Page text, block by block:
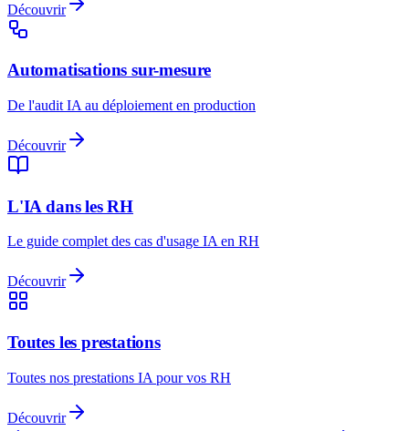
Découvrir
Automatisations sur-mesure
De l'audit IA au déploiement en production
Découvrir
L'IA dans les RH
Le guide complet des cas d'usage IA en RH
Découvrir
Toutes les prestations
Toutes nos prestations IA pour vos RH
Découvrir